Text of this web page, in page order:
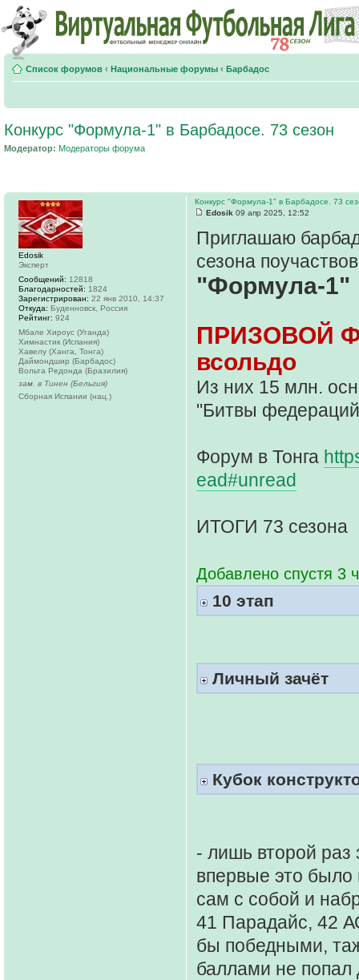
Список форумов ‹ Национальные форумы ‹ Барбадос
Конкурс "Формула-1" в Барбадосе. 73 сезон
Модератор: Модераторы форума
Конкурс "Формула-1" в Барбадосе. 73
Edosik 09 апр 2025, 12:52
Приглашаю
сезона
"Формула-1"
ПРИЗОВОЙ
всольдо
Из них 15 млн.
"Битвы
Форум в Тонга
ead#unread
ИТОГИ 73 сезона
Добавлено спустя 3
10 этап
Личный зачёт
Кубок
- лишь второй раз
впервые это было
сам с собой и
41 Парадайс, 42
бы победными,
баллами не попал
Edosik
Эксперт
Сообщений: 12818
Благодарностей: 1824
Зарегистрирован: 22 янв 2010, 14:37
Откуда: Буденновск, Россия
Рейтинг: 924
Мбале Хироус (Уганда)
Химнастик (Испания)
Хавелу (Ханга, Тонга)
Даймондшир (Барбадос)
Вольта Редонда (Бразилия)
зам. в Тинен (Бельгия)
Сборная Испании (нац.)